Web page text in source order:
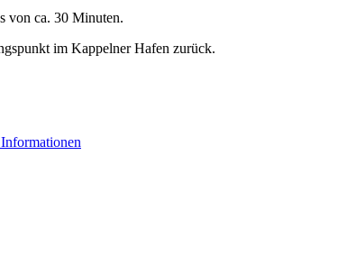
von ca. 30 Minuten.
im Kappelner Hafen zurück.